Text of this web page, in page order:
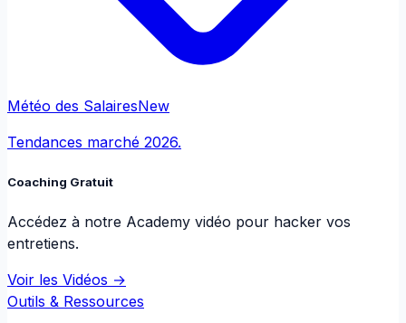
Météo des SalairesNew
Tendances marché 2026.
Coaching Gratuit
Accédez à notre Academy vidéo pour hacker vos
entretiens.
Voir les Vidéos →
Outils & Ressources